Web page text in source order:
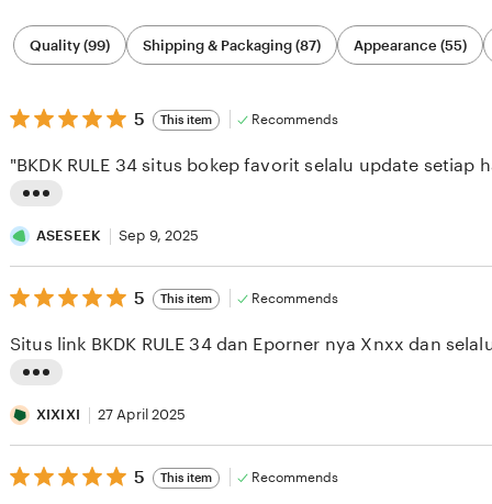
Filter
by
category
Quality (99) Shipping & Packaging (87) Appearance (55)
5
out
5
stars
5 This item Recommends
i
s
t
n
r
e
v
"BKDK RULE 34 situs bokep favorit selalu update setiap
ASESEEK Sep 9, 2025
5
out
5
stars
5 This item Recommends
i
s
t
Situs link BKDK RULE 34 dan Eporner nya Xnxx dan
XIXIXI 27 April 2025
5
out
5 This item Recommends